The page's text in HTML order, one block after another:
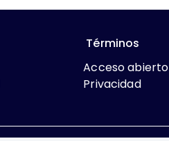
Términos
Acceso abierto
Privacidad